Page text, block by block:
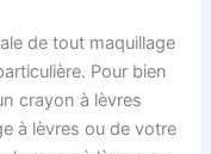
de tout maquillage
Pour bien
crayon à lèvres
à lèvres ou de votre